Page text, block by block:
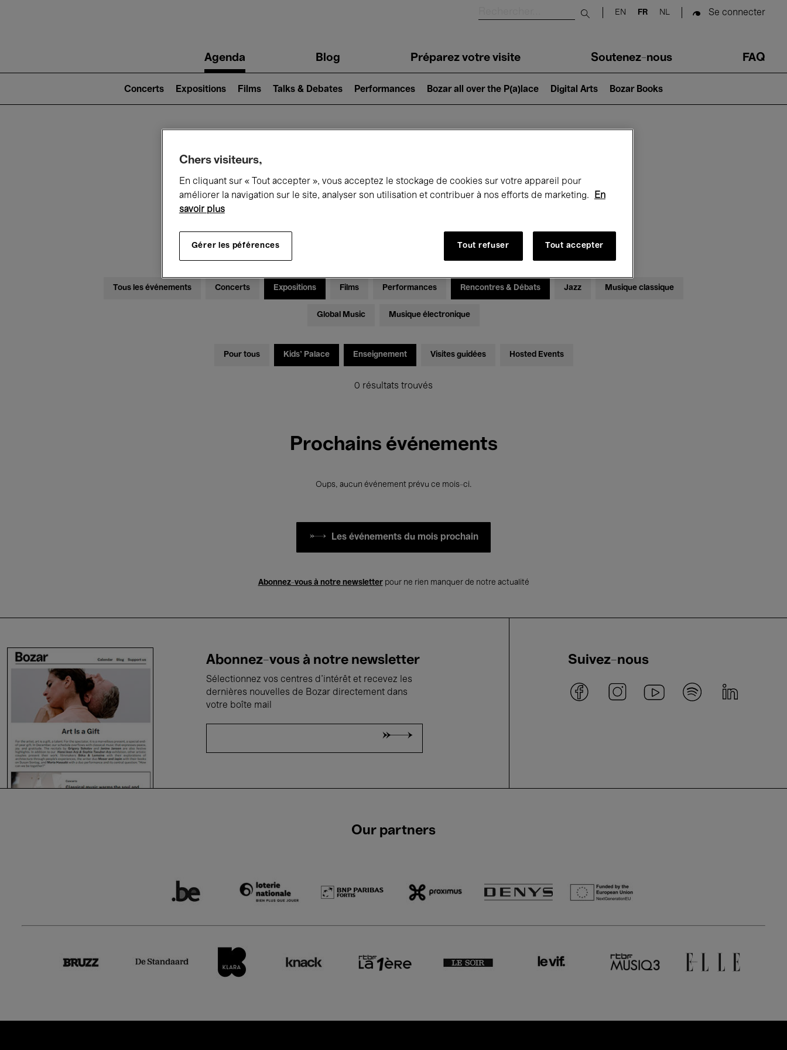
Submit search
EN FR NL Se connecter
navigationAgenda Blog Préparez votre visite Soutenez-nous FAQ
2)
Concerts Expositions Films Talks & Debates Performances Bozar all over the P(a)lace Digital Arts Bozar Books
Ce qui se passe à Bozar
Tous les événements Concerts Expositions Films Performances Rencontres & Débats Jazz Musique classique
Global Music Musique électronique
Pour tous Kids’ Palace Enseignement Visites guidées Hosted Events
0 résultats trouvés
Prochains événements
Oups, aucun événement prévu ce mois-ci.
Les événements du mois prochain
Abonnez-vous à notre newsletterpour ne rien manquer de notre actualité
Abonnez-vous à notre newsletter
Sélectionnez vos centres d'intérêt et recevez les
dernières nouvelles de Bozar directement dans
votre boîte mail
Suivez-nous
Our partners
Chers visiteurs,
En cliquant sur « Tout accepter », vous acceptez le stockage de cookies sur votre appareil pour
améliorer la navigation sur le site, analyser son utilisation et contribuer à nos efforts de marketing.
En
savoir plus
Gérer les péférences Tout refuser Tout accepter